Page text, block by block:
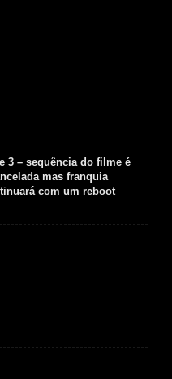
3 – sequência do filme é
mas franquia
com um reboot